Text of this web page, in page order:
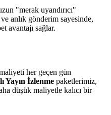
"merak uyandırıcı"
ve anlık gönderim sayesinde,
avantajı sağlar.
her geçen gün
Yayın İzlenme paketlerimiz,
düşük maliyetle kalıcı bir